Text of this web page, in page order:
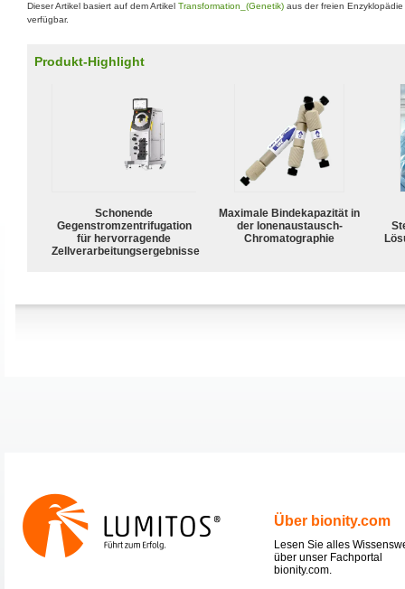
Dieser Artikel basiert auf dem Artikel Transformation_(Genetik) aus der freien Enzyklopädie
verfügbar.
Produkt-Highlight
Schonende
Gegenstromzentrifugation
für hervorragende
Zellverarbeitungsergebnisse
Maximale Bindekapazität in
der Ionenaustausch-
Chromatographie
Über bionity.com
Lesen Sie alles
über unser Fachportal
bionity.com.